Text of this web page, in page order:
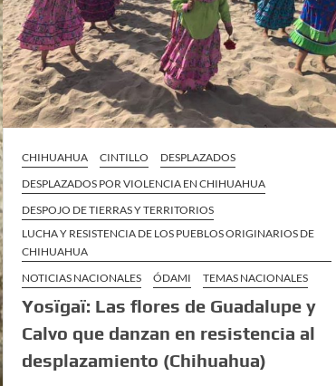
CHIHUAHUA CINTILLO
DESPLAZADOS
DESPLAZADOS POR VIOLENCIA EN CHIHUAHUA
DESPOJO DE TIERRAS Y TERRITORIOS
LUCHA Y RESISTENCIA DE LOS PUEBLOS ORIGINARIOS DE
CHIHUAHUA
NOTICIAS NACIONALES
ÓDAMI TEMAS NACIONALES
Yosïgaï: Las flores de Guadalupe y
Calvo que danzan en resistencia al
desplazamiento (Chihuahua)